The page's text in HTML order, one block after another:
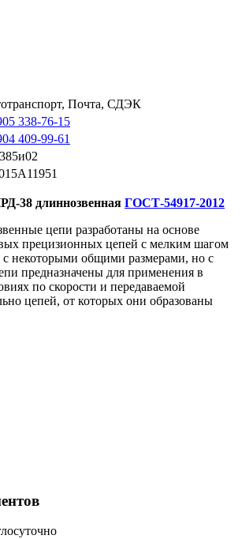
Почта, СДЭК
338-76-15
409-99-61
38 длиннозвенная ГОСТ-54917-2012
цепи разработаны на основе
прецизионных цепей с мелким шагом
с некоторыми общими размерами, но с
предназначены для применения в
по скорости и передаваемой
цепей, от которых они образованы